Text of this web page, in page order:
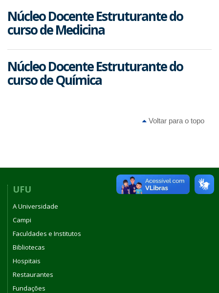
Núcleo Docente Estruturante do
curso de Medicina
Núcleo Docente Estruturante do
curso de Química
Voltar para o topo
UFU
A Universidade
Campi
Faculdades e Institutos
Bibliotecas
Hospitais
Restaurantes
Fundações